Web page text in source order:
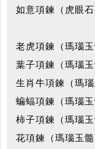
如意項鍊（虎眼
老虎項鍊（瑪瑙
葉子項鍊（瑪瑙
生肖牛項鍊（瑪
蝙蝠項鍊（瑪瑙
柿子項鍊（瑪瑙
花項鍊（瑪瑙玉